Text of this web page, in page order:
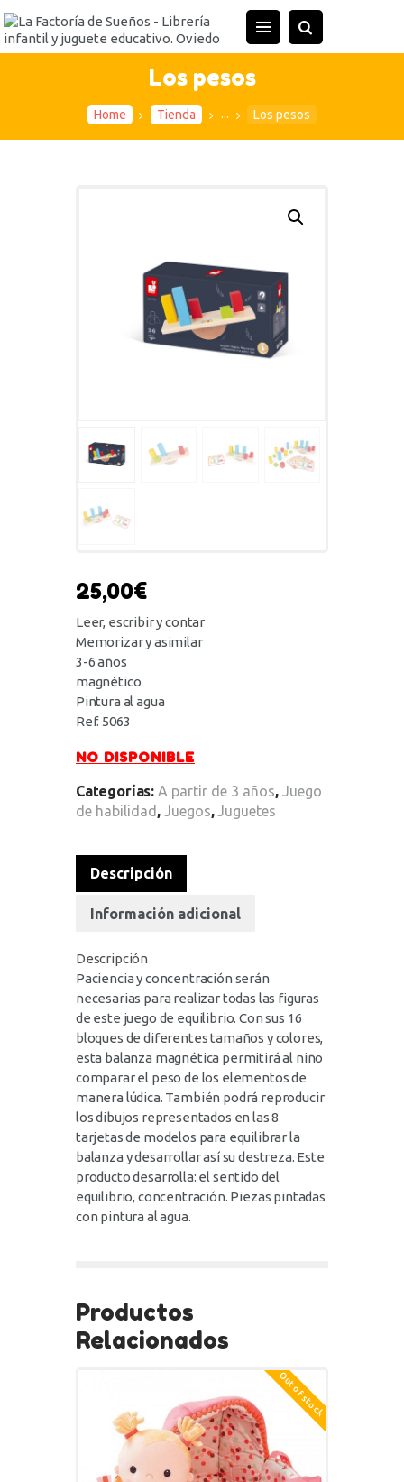
Los pesos
Home Tienda ... Los pesos
INICIO
ACTIVIDADES
25,00€
Leer, escribir y contar
Memorizar y asimilar
3-6 años
magnético
Pintura al agua
Ref. 5063
NO DISPONIBLE
Categorías: A partir de 3 años, Juego
de habilidad , Juegos,Juguetes
Descripción
Información adicional
Descripción
Paciencia y concentración serán
necesarias para realizar todas las figuras
de este juego de equilibrio. Con sus 16
bloques de diferentes tamaños y colores,
esta balanza magnética permitirá al niño
comparar el peso de los elementos de
manera lúdica. También podrá reproducir
los dibujos representados en las 8
tarjetas de modelos para equilibrar la
balanza y desarrollar así su destreza. Este
producto desarrolla: el sentido del
equilibrio, concentración. Piezas pintadas
con pintura al agua.
Productos
Relacionados
Out of stock